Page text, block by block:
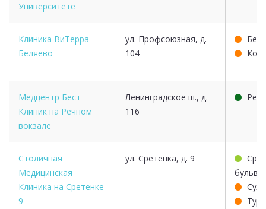
Университете
Клиника ВиТерра
Беляево
ул. Профсоюзная, д.
104
Медцентр Бест
Клиник на Речном
вокзале
Ленинградское ш., д.
116
Столичная
Медицинская
Клиника на Сретенке
9
ул. Сретенка, д. 9